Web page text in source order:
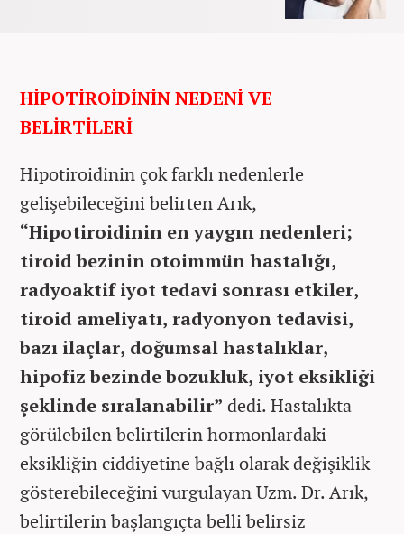
HİPOTİROİDİNİN NEDENİ VE
BELİRTİLERİ
Hipotiroidinin çok farklı nedenlerle
gelişebileceğini belirten Arık,
“Hipotiroidinin en yaygın nedenleri;
tiroid bezinin otoimmün hastalığı,
radyoaktif iyot tedavi sonrası etkiler,
tiroid ameliyatı, radyonyon tedavisi,
bazı ilaçlar, doğumsal hastalıklar,
hipofiz bezinde bozukluk, iyot eksikliği
şeklinde sıralanabilir” dedi. Hastalıkta
görülebilen belirtilerin hormonlardaki
eksikliğin ciddiyetine bağlı olarak değişiklik
gösterebileceğini vurgulayan Uzm. Dr. Arık,
belirtilerin başlangıçta belli belirsiz